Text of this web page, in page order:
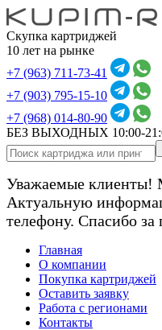
Скупка картриджей
10 лет на рынке
+7 (963) 711-73-41
+7 (903) 795-15-10
+7 (968) 014-80-90
БЕЗ ВЫХОДНЫХ 10:00-
Уважаемые клиенты!
Актуальную
телефону. Спасибо
Главная
О компании
Покупка картриджей
Оставить заявку
Работа с регионами
Контакты